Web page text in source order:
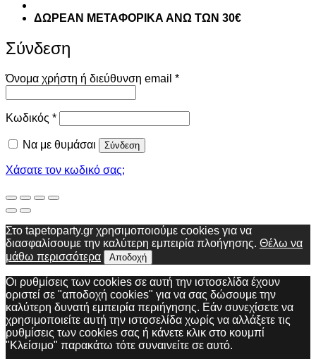
ΔΩΡΕΑΝ ΜΕΤΑΦΟΡΙΚΑ ΑΝΩ ΤΩΝ 30€
Σύνδεση
Όνομα χρήστη ή διεύθυνση email *Απαιτείται
Κωδικός *Απαιτείται
Να με θυμάσαι Σύνδεση
Χάσατε τον κωδικό σας;
Στο tapetoparty.gr χρησιμοποιούμε cookies για να
διασφαλίσουμε την καλύτερη εμπειρία πλοήγησης. Θέλω να
μάθω περισσότερα
Αποδοχή
Οι ρυθμίσεις των cookies σε αυτή την ιστοσελίδα έχουν
οριστεί σε "αποδοχή cookies" για να σας δώσουμε την
καλύτερη δυνατή εμπειρία περιήγησης. Εάν συνεχίσετε να
χρησιμοποιείτε αυτή την ιστοσελίδα χωρίς να αλλάξετε τις
ρυθμίσεις των cookies σας ή κάνετε κλικ στο κουμπί
"Κλείσιμο" παρακάτω τότε συναινείτε σε αυτό.